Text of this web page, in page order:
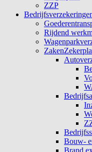
ZZP
Rijdend
Bouw-